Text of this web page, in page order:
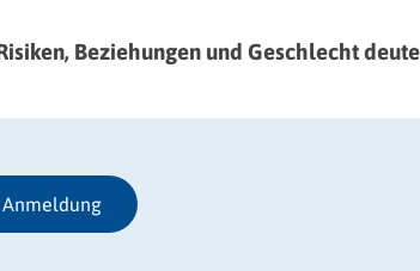
Beziehungen und Geschlecht